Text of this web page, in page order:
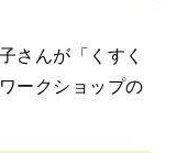
ぷかぷかさんと
さんが「くすく
ークショップの